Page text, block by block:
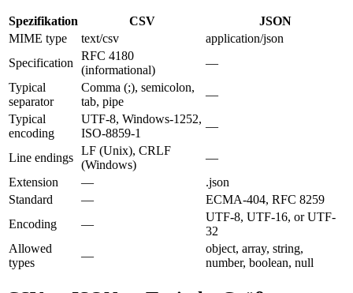
Spezifikation CSV
JSON
MIME type
text/csv
application/json
Specification
RFC 4180
(informational)
—
Typical
separator
Comma (;), semicolon,
tab, pipe
—
Typical
encoding
UTF-8, Windows-1252,
ISO-8859-1
—
Line endings
LF (Unix), CRLF
(Windows)
—
Extension
—
.json
Standard
—
ECMA-404, RFC 8259
Encoding
—
UTF-8, UTF-16, or UTF-
32
Allowed
types
—
object, array, string,
number, boolean, null